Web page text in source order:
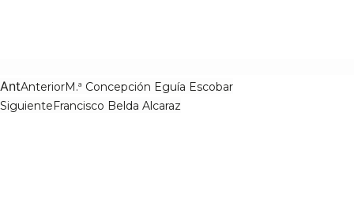
AntAnteriorM.ª Concepción Eguía Escobar
SiguienteFrancisco Belda Alcaraz